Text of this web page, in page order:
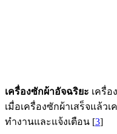
เครื่องซักผ้าอัจฉริยะ เครื่
เมื่อเครื่องซักผ้าเสร็จแล้ว
ทำงานและแจ้งเตือน [3]